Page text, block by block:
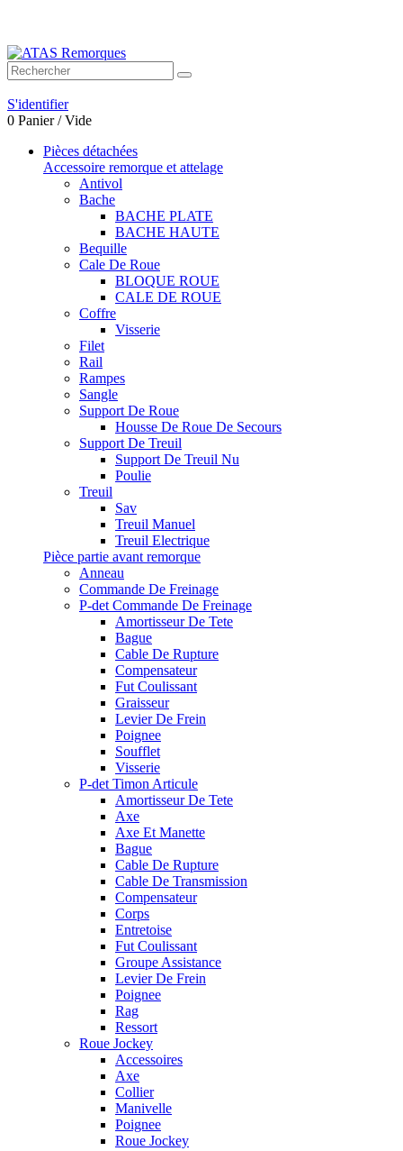
S'identifier
0 Panier /Vide
Pièces détachées
Accessoire remorque et attelage
Antivol
Bache
BACHE PLATE
BACHE HAUTE
Bequille
Cale De Roue
BLOQUE ROUE
CALE DE ROUE
Coffre
Visserie
Filet
Rail
Rampes
Sangle
Support De Roue
Housse De Roue De Secours
Support De Treuil
Support De Treuil Nu
Poulie
Treuil
Sav
Treuil Manuel
Treuil Electrique
Pièce partie avant remorque
Anneau
Commande De Freinage
P-det Commande De Freinage
Amortisseur De Tete
Bague
Cable De Rupture
Compensateur
Fut Coulissant
Graisseur
Levier De Frein
Poignee
Soufflet
Visserie
P-det Timon Articule
Amortisseur De Tete
Axe
Axe Et Manette
Bague
Cable De Rupture
Cable De Transmission
Compensateur
Corps
Entretoise
Fut Coulissant
Groupe Assistance
Levier De Frein
Poignee
Rag
Ressort
Roue Jockey
Accessoires
Axe
Collier
Manivelle
Poignee
Roue Jockey